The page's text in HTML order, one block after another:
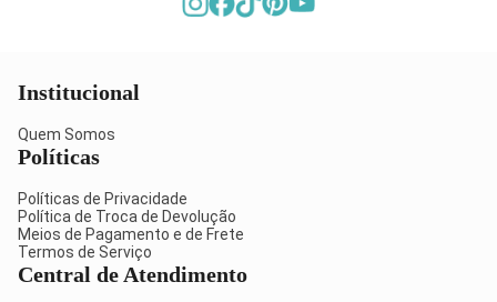
Institucional
Quem Somos
Políticas
Políticas de Privacidade
Política de Troca de Devolução
Meios de Pagamento e de Frete
Termos de Serviço
Central de Atendimento